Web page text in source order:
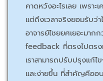
คาดหวังอะไรเลย เพรา
แต่ถึงเวลาจริงยอมรับว่า
อาจารย์ไชยยศเยอะมาก
feedback ที่ตรงไปตรง
เราสามารถปรับปรุงแก้ไ
และง่ายขึ้น ที่สำคัญคืออ